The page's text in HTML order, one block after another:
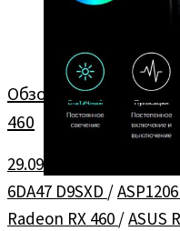
Обзор видеокарты
460
29.09.2016
6DA47 D9SXD /ASP1206
Radeon RX 460 /ASUS